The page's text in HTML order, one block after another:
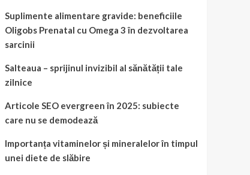
Suplimente alimentare gravide: beneficiile
Oligobs Prenatal cu Omega 3 în dezvoltarea
sarcinii
Salteaua – sprijinul invizibil al sănătății tale
zilnice
Articole SEO evergreen în 2025: subiecte
care nu se demodează
Importanța vitaminelor și mineralelor în timpul
unei diete de slăbire